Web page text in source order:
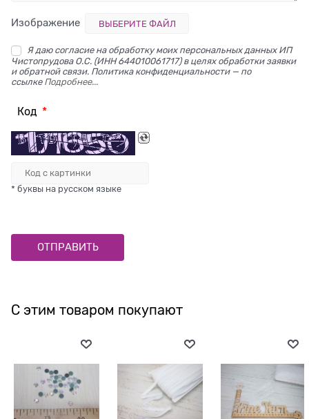
Изображение ВЫБЕРИТЕ ФАЙЛ
Я даю согласие на обработку моих персональных данных ИП
Чистопрудова О.С. (ИНН 644010061717) в целях обработки заявки
и обратной связи. Политика конфиденциальности — по
ссылке Подробнее...
Код
* буквы на русском языке
С этим товаром покупают